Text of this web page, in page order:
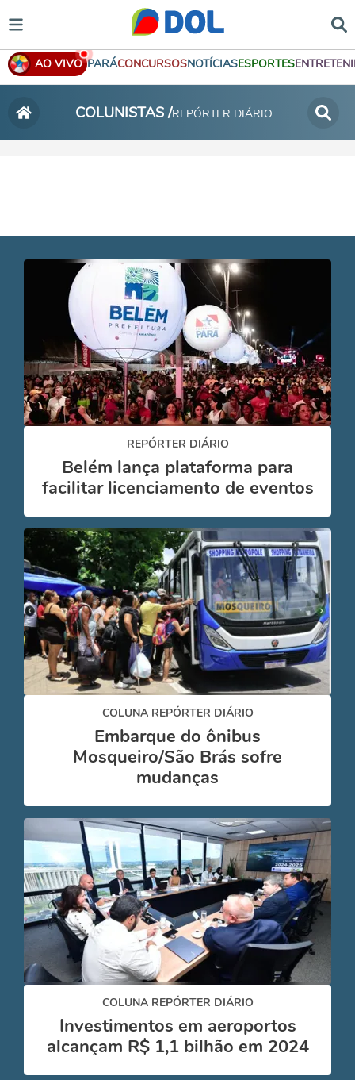
AO VIVO PARÁCONCURSOSNOTÍCIASESPORTES
COLUNISTAS /REPÓRTER DIÁRIO
REPÓRTER DIÁRIO
Belém lança plataforma para
facilitar licenciamento de eventos
COLUNA REPÓRTER DIÁRIO
Embarque do ônibus
Mosqueiro/São Brás sofre
mudanças
COLUNA REPÓRTER DIÁRIO
Investimentos em aeroportos
alcançam R$ 1,1 bilhão em 2024